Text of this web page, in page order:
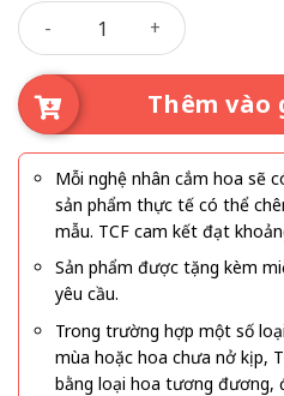
Hoa chúc mừng 132 số lượng
Thêm vào
Mỗi nghệ nhân cắm hoa sẽ
sản phẩm thực tế có thể
mẫu. TCF cam kết đạt
Sản phẩm được tặng kèm
yêu cầu.
Trong trường hợp một số
mùa hoặc hoa chưa nở kịp,
bằng loại hoa tương đương,